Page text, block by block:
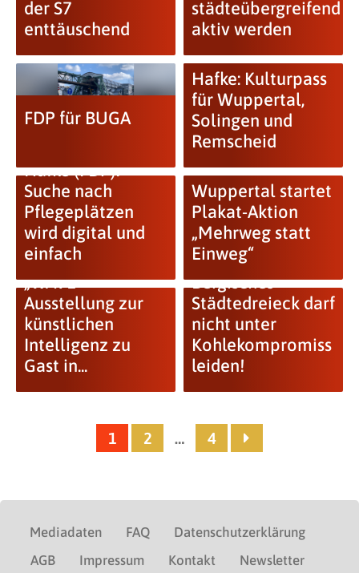
der S7
enttäuschend
städteübergreifend
aktiv werden
FDP für BUGA
Hafke: Kulturpass
für Wuppertal,
Solingen und
Remscheid
Hafke (FDP):
Suche nach
Pflegeplätzen
wird digital und
einfach
Wuppertal startet
Plakat-Aktion
„Mehrweg statt
Einweg“
„WAVE“-
Ausstellung zur
künstlichen
Intelligenz zu
Gast in...
Bergisches
Städtedreieck darf
nicht unter
Kohlekompromiss
leiden!
1 2 … 4
Mediadaten FAQ
Datenschutzerklärung
AGB
Impressum Kontakt Newsletter